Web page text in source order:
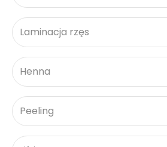
Laminacja rzęs
Henna
Peeling